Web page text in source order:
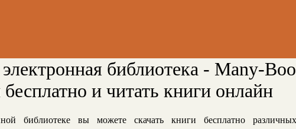
библиотека - Many-
бесплатно и читать книги онлайн
библиотеке вы можете скачать книги бесплатно